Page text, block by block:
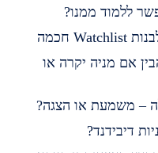
ממנו?
יקרה או
או הצגה?